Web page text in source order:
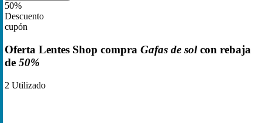
50%
Descuento
cupón
Oferta Lentes Shop compra Gafas de solcon rebaja
de 50%
2 Utilizado